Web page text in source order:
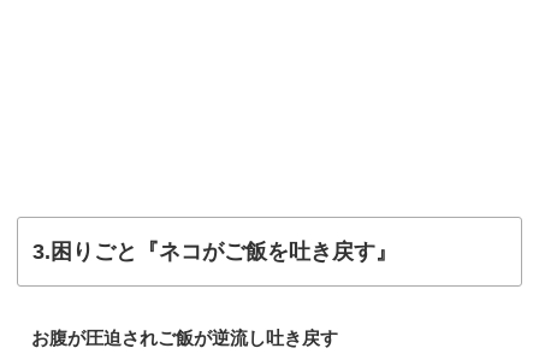
3.困りごと『ネコがご飯を吐き戻す』
お腹が圧迫されご飯が逆流し吐き戻す